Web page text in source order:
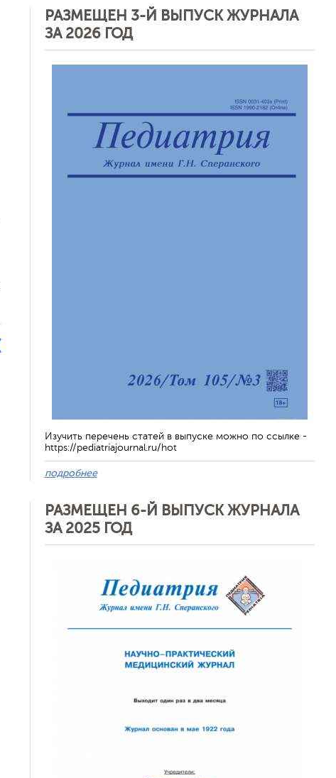
РАЗМЕЩЕН 3-Й ВЫПУСК ЖУРНАЛА
ЗА 2026 ГОД
Изучить перечень статей в выпуске можно по ссылке -
https://pediatriajournal.ru/hot
подробнее
РАЗМЕЩЕН 6-Й ВЫПУСК ЖУРНАЛА
ЗА 2025 ГОД